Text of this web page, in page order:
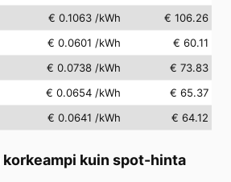
€ 0.1063 /kWh
€ 106.26
€ 0.0601 /kWh
€ 60.11
€ 0.0738 /kWh
€ 73.83
€ 0.0654 /kWh
€ 65.37
€ 0.0641 /kWh € 64.12
korkeampi kuin spot-hinta